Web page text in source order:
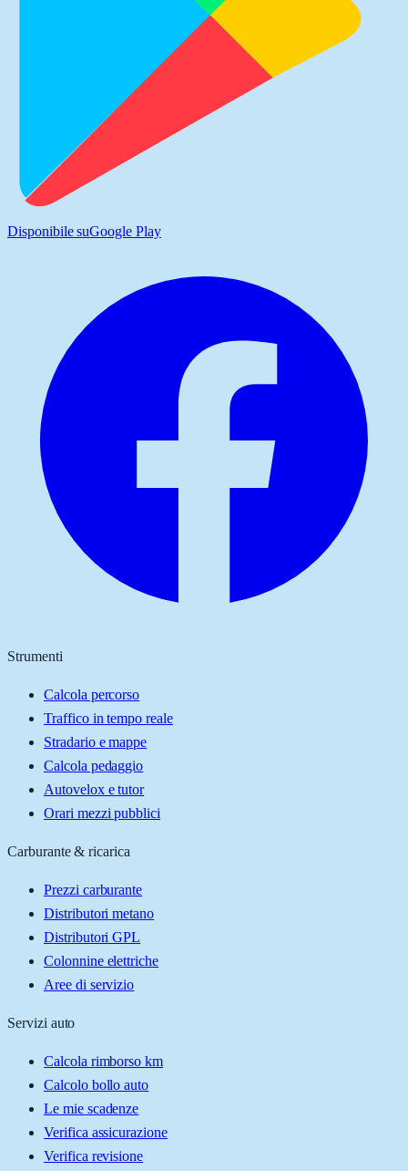
Disponibile suGoogle Play
Strumenti
Calcola percorso
Traffico in tempo reale
Stradario e mappe
Calcola pedaggio
Autovelox e tutor
Orari mezzi pubblici
Carburante & ricarica
Prezzi carburante
Distributori metano
Distributori GPL
Colonnine elettriche
Aree di servizio
Servizi auto
Calcola rimborso km
Calcolo bollo auto
Le mie scadenze
Verifica assicurazione
Verifica revisione